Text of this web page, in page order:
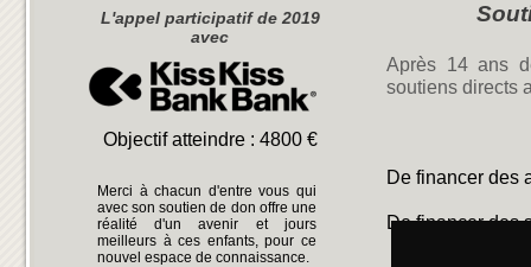
L'appel participatif de 2019
avec
Merci à chacun d'entre vous qui
avec son soutien de don offre une
réalité d'un avenir et jours
meilleurs à ces enfants, pour ce
nouvel espace de connaissance.
Objectif atteindre : 4800 €
Après 14 ans
soutiens directs
De financer des
De financer des